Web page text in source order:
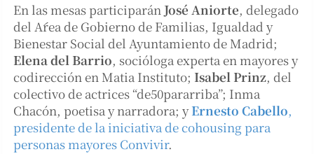
En las mesas participarán José Aniorte, delegado
del Área de Gobierno de Familias, Igualdad y
Bienestar Social del Ayuntamiento de Madrid;
Elena del Barrio, socióloga experta en mayores y
codirección en Matia Instituto; Isabel Prinz, del
colectivo de actrices “de50pararriba”; Inma
Chacón, poetisa y narradora; yErnesto Cabello,
presidente de la iniciativa de cohousing para
personas mayores Convivir.